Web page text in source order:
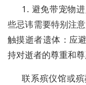
1. 避免带宠物
些忌讳需要特别注
触摸逝者遗体：应
持对逝者的尊重和尊
联系殡仪馆或